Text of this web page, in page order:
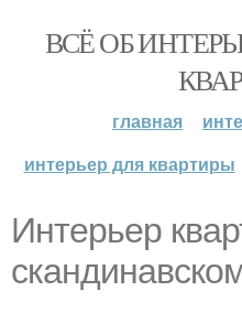
ВСЁ ОБ
главная
интерьер для квартиры
Интерьер